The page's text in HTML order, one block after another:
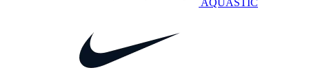
AQUASTIC